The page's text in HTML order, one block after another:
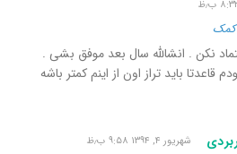
کمک
نکن . انشالله سال بعد موفق بشی .
شهریور ۴, ۱۳۹۴ ۹:۵۸ ب٫ظ